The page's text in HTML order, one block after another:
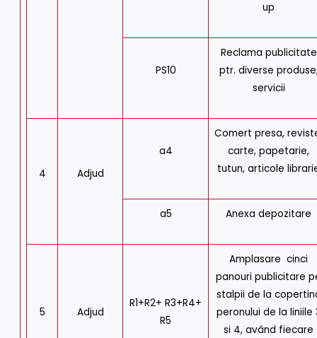
up
PS10
Reclama publicitate
ptr. diverse
servicii
4 Adjud
a4
Comert presa,
carte, papetarie,
tutun, articole
a5 Anexa depozitare
5 Adjud
R1+R2+ R3+R4+
R5
Amplasare cinci
panouri publicitare
stalpii de la
peronului de la liniile
si 4, având fiecare